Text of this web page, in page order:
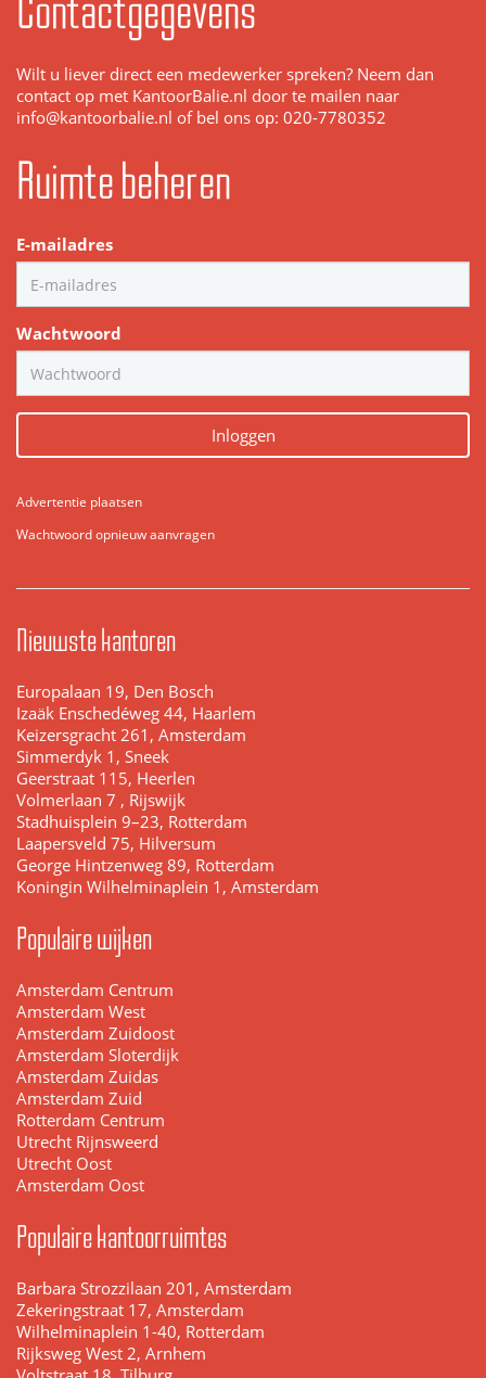
Wilt u liever direct een medewerker spreken? Neem dan
contact op met KantoorBalie.nl door te mailen naar
info@kantoorbalie.nl of bel ons op: 020-7780352
Ruimte beheren
E-mailadres
Wachtwoord
Inloggen
Advertentie plaatsen
Wachtwoord opnieuw aanvragen
Nieuwste kantoren
Europalaan 19, Den Bosch
Izaäk Enschedéweg 44, Haarlem
Keizersgracht 261, Amsterdam
Simmerdyk 1, Sneek
Geerstraat 115, Heerlen
Volmerlaan 7 , Rijswijk
Stadhuisplein 9–23, Rotterdam
Laapersveld 75, Hilversum
George Hintzenweg 89, Rotterdam
Koningin Wilhelminaplein 1, Amsterdam
Populaire wijken
Amsterdam Centrum
Amsterdam West
Amsterdam Zuidoost
Amsterdam Sloterdijk
Amsterdam Zuidas
Amsterdam Zuid
Rotterdam Centrum
Utrecht Rijnsweerd
Utrecht Oost
Amsterdam Oost
Populaire kantoorruimtes
Barbara Strozzilaan 201, Amsterdam
Zekeringstraat 17, Amsterdam
Wilhelminaplein 1-40, Rotterdam
Rijksweg West 2, Arnhem